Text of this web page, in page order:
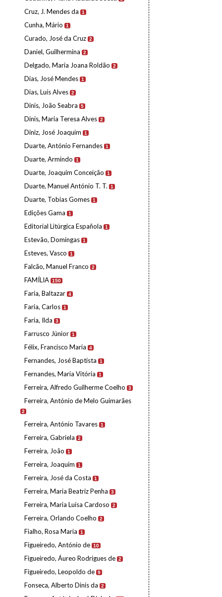
Cruz, J. Mendes da 1
Cunha, Mário 1
Curado, José da Cruz 2
Daniel, Guilhermina 2
Delgado, Maria Joana Roldão 2
Dias, José Mendes 1
Dias, Luís Alves 2
Dinis, João Seabra 5
Dinis, Maria Teresa Alves 2
Diniz, José Joaquim 1
Duarte, António Fernandes 1
Duarte, Armindo 1
Duarte, Joaquim Conceição 1
Duarte, Manuel António T. T. 1
Duarte, Tobias Gomes 1
Edições Gama 1
Editorial Litúrgica Española 1
Estevão, Domingas 1
Esteves, Vasco 1
Falcão, Manuel Franco 2
FAMÍLIA 150
Faria, Baltazar 4
Faria, Carlos 1
Faria, Ilda 3
Farrusco Júnior 1
Félix, Francisco Maria 4
Fernandes, José Baptista 1
Fernandes, Maria Vitória 1
Ferreira, Alfredo Guilherme Coelho 3
Ferreira, António de Melo Guimarães
2
Ferreira, António Tavares 1
Ferreira, Gabriela 2
Ferreira, João 1
Ferreira, Joaquim 1
Ferreira, José da Costa 1
Ferreira, Maria Beatriz Penha 3
Ferreira, Maria Luísa Cardoso 2
Ferreira, Orlando Coelho 2
Fialho, Rosa Maria 1
Figueiredo, António de 10
Figueiredo, Áureo Rodrigues de 2
Figueiredo, Leopoldo de 9
Fonseca, Alberto Dinis da 2